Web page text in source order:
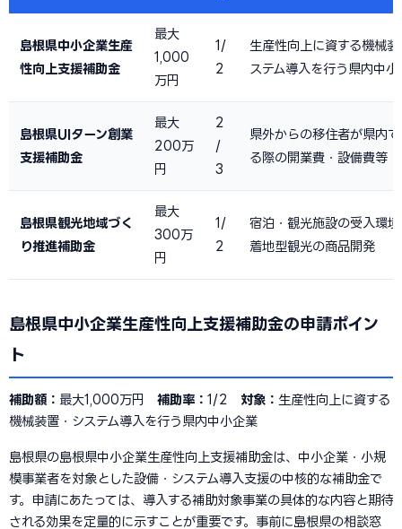
島根県中小企業生産
性向上支援補助金
最大
1,000
万円
1/
2
生産性向上に資する機械
ステム導入を行う県内中小
島根県UIターン創業
支援補助金
最大
200万
円
2
/
3
県外からの移住者が県内
る際の開業費・設備費等
島根県観光地域づく
り推進補助金
最大
300万
円
1/
2
宿泊・観光施設の受入環
着地型観光の商品開発
島根県中小企業生産性向上支援補助金の申請ポイン
ト
補助額： 最大1,000万円 補助率： 1/2 対象： 生産性向上に資する
機械装置・システム導入を行う県内中小企業
島根県の島根県中小企業生産性向上支援補助金は、中小企業・小規
模事業者を対象とした設備・システム導入支援の中核的な補助金で
す。申請にあたっては、導入する補助対象事業の具体的な内容と期待
される効果を定量的に示すことが重要です。事前に島根県の相談窓